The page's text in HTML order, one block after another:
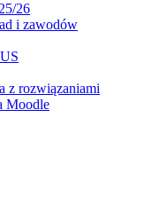
26
i zawodów
z rozwiązaniami
Moodle